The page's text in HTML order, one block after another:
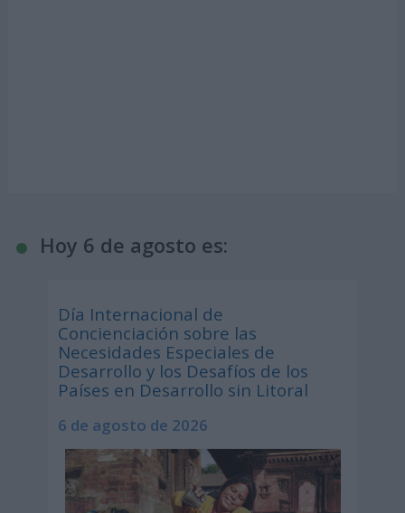
Hoy 6 de agosto es:
Día Internacional de
Concienciación sobre las
Necesidades Especiales de
Desarrollo y los Desafíos de los
Países en Desarrollo sin Litoral
6 de agosto de 2026